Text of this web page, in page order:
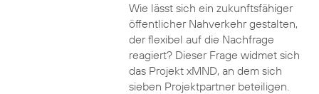
Wie lässt sich ein zukunftsfähiger
öffentlicher Nahverkehr gestalten,
der flexibel auf die Nachfrage
reagiert? Dieser Frage widmet sich
das Projekt xMND, an dem sich
sieben Projektpartner beteiligen.